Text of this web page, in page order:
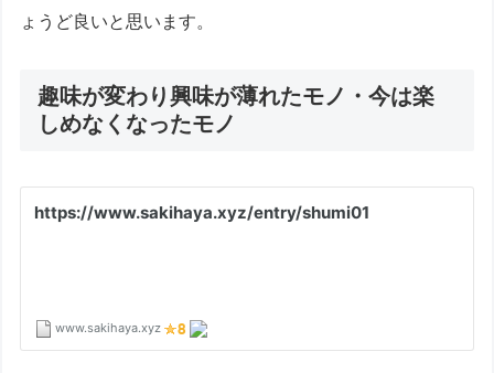
ょうど良いと思います。
趣味が変わり興味が薄れたモノ・今は楽
しめなくなったモノ